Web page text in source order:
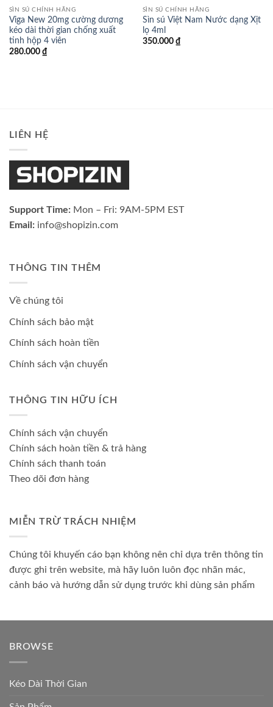
SÌN SÚ CHÍNH HÃNG
Viga New 20mg cường dương
kéo dài thời gian chống xuất
tinh hộp 4 viên
280.000 ₫
SÌN SÚ CHÍNH HÃNG
Sìn sú Việt Nam Nước dạng Xịt
lọ 4ml
350.000 ₫
LIÊN HỆ
Support Time: Mon – Fri: 9AM-5PM EST
Email: info@shopizin.com
THÔNG TIN THÊM
Về chúng tôi
Chính sách bảo mật
Chính sách hoàn tiền
Chính sách vận chuyển
THÔNG TIN HỮU ÍCH
Chính sách vận chuyển
Chính sách hoàn tiền & trả hàng
Chính sách thanh toán
Theo dõi đơn hàng
MIỄN TRỪ TRÁCH NHIỆM
Chúng tôi khuyến cáo bạn không nên chỉ dựa trên thông tin
được ghi trên website, mà hãy luôn luôn đọc nhãn mác,
cảnh báo và hướng dẫn sử dụng trước khi dùng sản phẩm
BROWSE
Kéo Dài Thời Gian